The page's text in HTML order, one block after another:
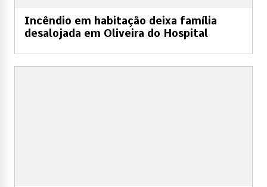
Incêndio em habitação deixa família
desalojada em Oliveira do Hospital